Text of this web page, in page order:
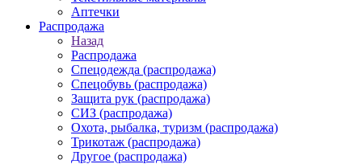
Аптечки
Распродажа
Назад
Распродажа
Спецодежда (распродажа)
Спецобувь (распродажа)
Защита рук (распродажа)
СИЗ (распродажа)
Охота, рыбалка, туризм (распродажа)
Трикотаж (распродажа)
Другое (распродажа)